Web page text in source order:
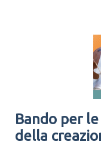
Bando per
della